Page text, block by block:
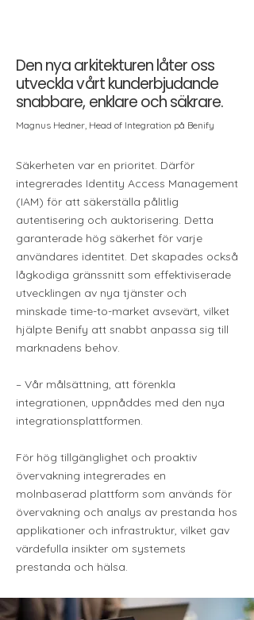
Säkerheten var en prioritet. Därför
integrerades Identity Access Management
(IAM) för att säkerställa pålitlig
autentisering och auktorisering. Detta
garanterade hög säkerhet för varje
användares identitet. Det skapades också
lågkodiga gränssnitt som effektiviserade
utvecklingen av nya tjänster och
minskade time-to-market avsevärt, vilket
hjälpte Benify att snabbt anpassa sig till
marknadens behov.
– Vår målsättning, att förenkla
integrationen, uppnåddes med den nya
integrationsplattformen.
För hög tillgänglighet och proaktiv
övervakning integrerades en
molnbaserad plattform som används för
övervakning och analys av prestanda hos
applikationer och infrastruktur, vilket gav
värdefulla insikter om systemets
prestanda och hälsa.
Den nya arkitekturen låter oss
utveckla vårt kunderbjudande
snabbare, enklare och säkrare.
Magnus Hedner, Head of Integration på Benify